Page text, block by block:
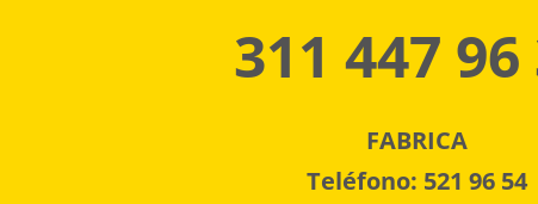
311 447 96
FABRICA
Teléfono: 521 96 54